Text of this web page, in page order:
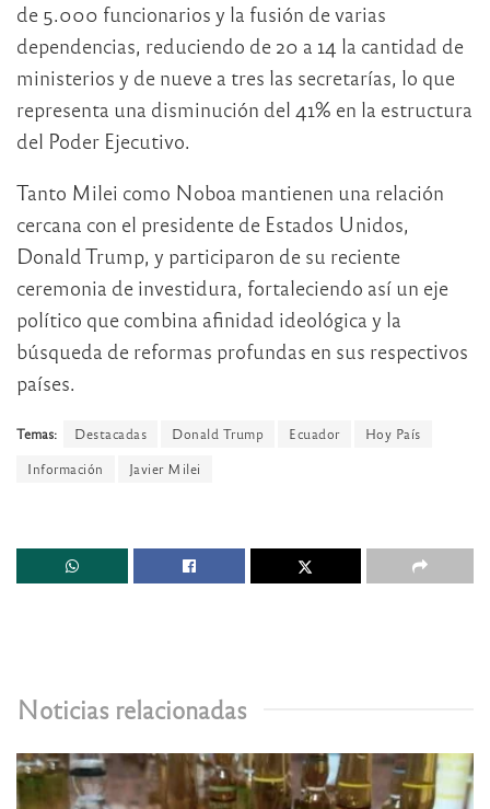
de 5.000 funcionarios y la fusión de varias
dependencias, reduciendo de 20 a 14 la cantidad de
ministerios y de nueve a tres las secretarías, lo que
representa una disminución del 41% en la estructura
del Poder Ejecutivo.
Tanto Milei como Noboa mantienen una relación
cercana con el presidente de Estados Unidos,
Donald Trump, y participaron de su reciente
ceremonia de investidura, fortaleciendo así un eje
político que combina afinidad ideológica y la
búsqueda de reformas profundas en sus respectivos
países.
Temas: Destacadas Donald Trump Ecuador
Hoy País
Información
Javier Milei
Noticias relacionadas